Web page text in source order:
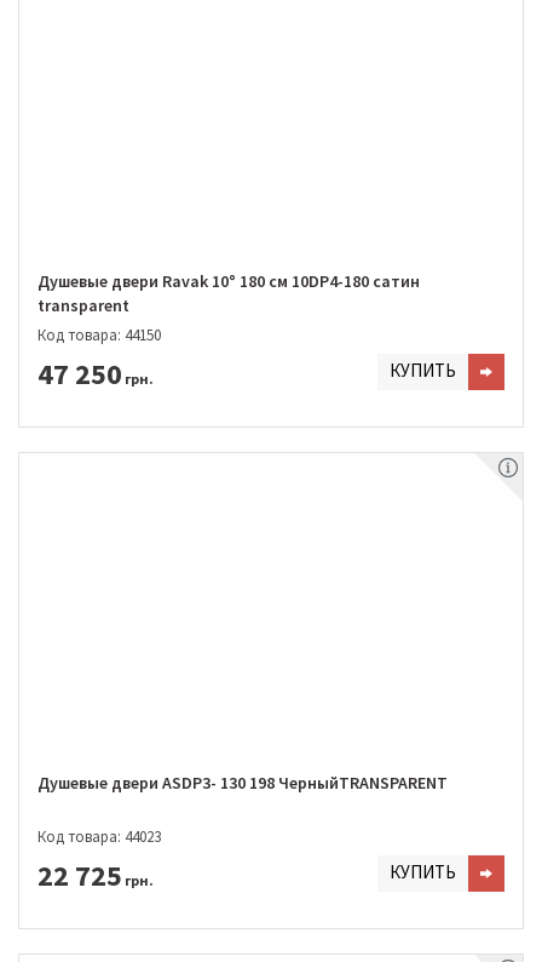
Душевые двери Ravak 10° 180 см 10DP4-180 сатин
transparent
Код товара: 44150
47 250 грн. КУПИТЬ
Душевые двери ASDP3- 130 198 ЧерныйTRANSPARENT
Код товара: 44023
22 725 грн. КУПИТЬ